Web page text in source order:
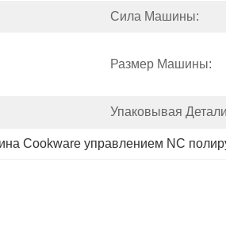
Сила Машины:
Размер Машины:
Упаковывая
Cookware управлением NC